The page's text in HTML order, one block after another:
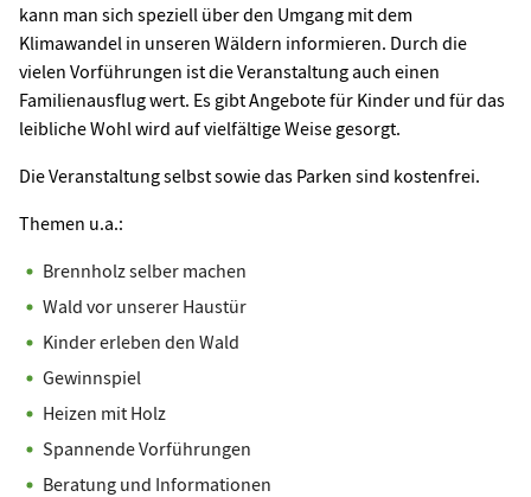
kann man sich speziell über den Umgang mit dem
Klimawandel in unseren Wäldern informieren. Durch die
vielen Vorführungen ist die Veranstaltung auch einen
Familienausflug wert. Es gibt Angebote für Kinder und für das
leibliche Wohl wird auf vielfältige Weise gesorgt.
Die Veranstaltung selbst sowie das Parken sind kostenfrei.
Themen u.a.:
Brennholz selber machen
Wald vor unserer Haustür
Kinder erleben den Wald
Gewinnspiel
Heizen mit Holz
Spannende Vorführungen
Beratung und Informationen